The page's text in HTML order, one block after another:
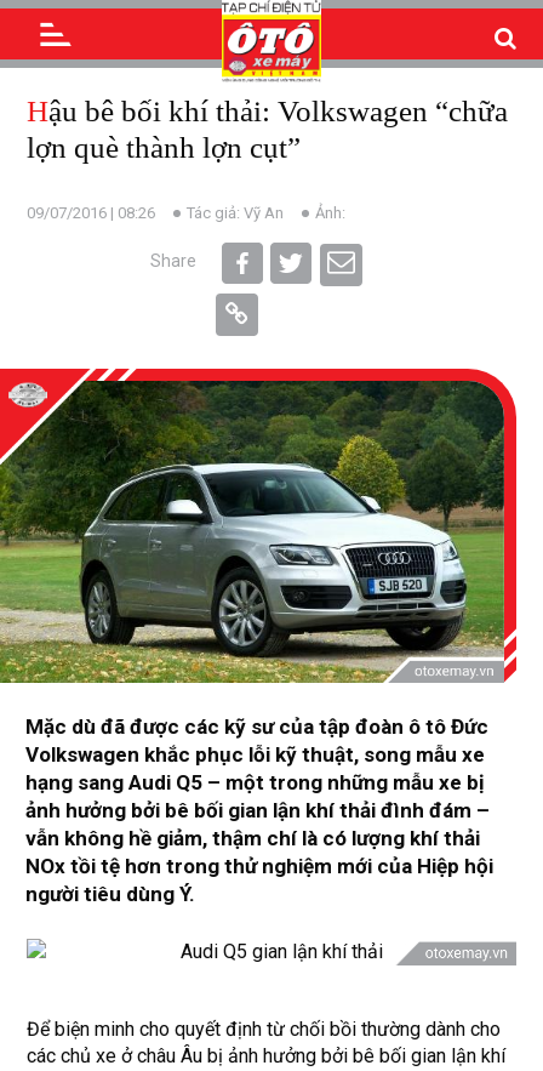
Hậu bê bối khí thải: Volkswagen “chữa
lợn què thành lợn cụt”
09/07/2016 | 08:26 Tác giả: Vỹ An Ảnh:
Share
Mặc dù đã được các kỹ sư của tập đoàn ô tô Đức
Volkswagen khắc phục lỗi kỹ thuật, song mẫu xe
hạng sang Audi Q5 – một trong những mẫu xe bị
ảnh hưởng bởi bê bối gian lận khí thải đình đám –
vẫn không hề giảm, thậm chí là có lượng khí thải
NOx tồi tệ hơn trong thử nghiệm mới của Hiệp hội
người tiêu dùng Ý.
Để biện minh cho quyết định từ chối bồi thường dành cho
các chủ xe ở châu Âu bị ảnh hưởng bởi bê bối gian lận khí